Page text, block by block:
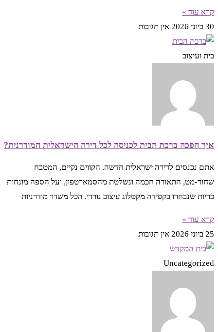
קרא עוד »
30 ביוני 2026
אין תגובות
בית ועיצוב
איך הפכה ברכת הבית לכניסה לכל דירה הישראלית המודרנית?
אתם נכנסים לדירה ישראלית חדשה. הקווים נקיים, המטבח
שחור-מט, התאורה חכמה ונשלטת מהסמארטפון, ועל הספה מונחות
כריות שנבחרו בקפידה מקטלוג עיצוב נורדי. הכל משדר מודרניות
קרא עוד »
25 ביוני 2026
אין תגובות
Uncategorized